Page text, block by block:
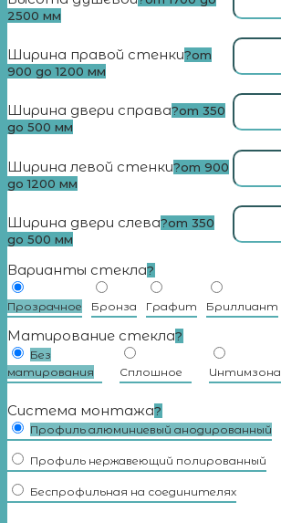
2500 мм
Ширина правой стенки?от
900 до 1200 мм
Ширина двери справа?от 350
до 500 мм
Ширина левой стенки?от 900
до 1200 мм
Ширина двери слева?от 350
до 500 мм
Варианты стекла?
Прозрачное Бронза Графит Бриллиант
Матирование стекла?
Без
матирования
Сплошное Интимзона
Система монтажа?
Профиль алюминиевый анодированный
Профиль нержавеющий полированный
Беспрофильная на соединителях